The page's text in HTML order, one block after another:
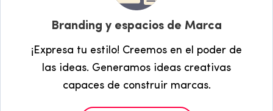
Branding y espacios de Marca
¡Expresa tu estilo! Creemos en el poder de
las ideas. Generamos ideas creativas
capaces de construir marcas.